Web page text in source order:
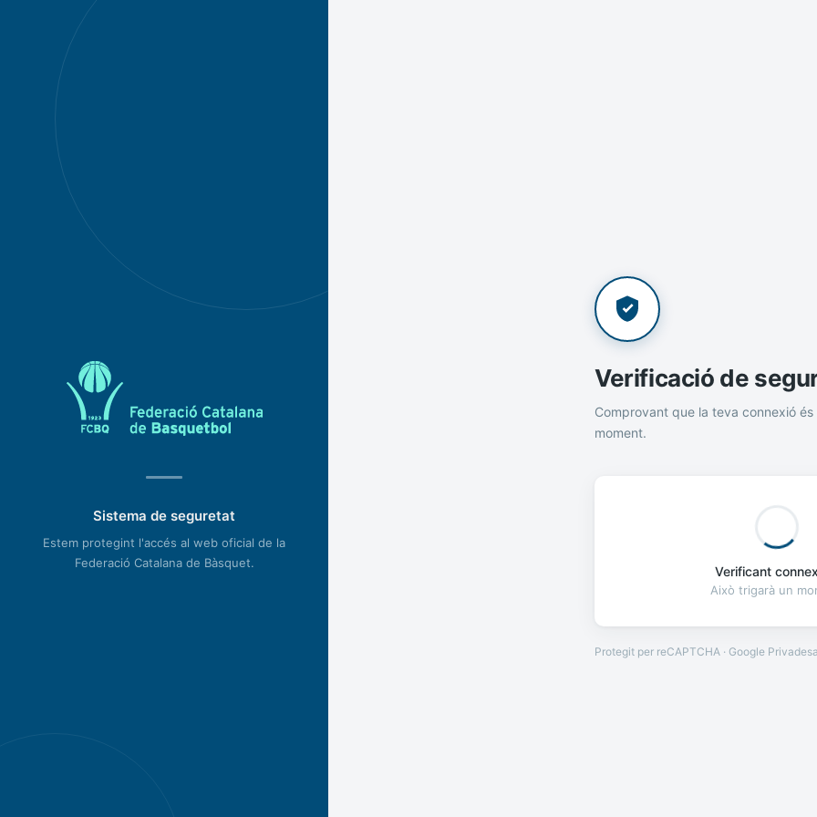
Sistema de seguretat
Estem protegint l'accés al web oficial de la
Federació Catalana de Bàsquet.
Verificació de
Comprovant que la teva connexió és
moment.
Verificant
Això trigarà un
Protegit per reCAPTCHA · Google Privadesa